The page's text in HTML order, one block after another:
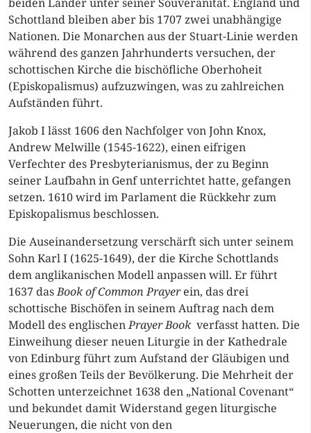
Schottland bleiben aber bis 1707 zwei unabhängige
Nationen. Die Monarchen aus der Stuart-Linie werden
während des ganzen Jahrhunderts versuchen, der
schottischen Kirche die bischöfliche Oberhoheit
(Episkopalismus) aufzuzwingen, was zu zahlreichen
Aufständen führt.
Jakob I lässt 1606 den Nachfolger von John Knox,
Andrew Melwille (1545-1622), einen eifrigen
Verfechter des Presbyterianismus, der zu Beginn
seiner Laufbahn in Genf unterrichtet hatte, gefangen
setzen. 1610 wird im Parlament die Rückkehr zum
Episkopalismus beschlossen.
Die Auseinandersetzung verschärft sich unter seinem
Sohn Karl I (1625-1649), der die Kirche Schottlands
dem anglikanischen Modell anpassen will. Er führt
1637 dasBook of Common Prayerein, das drei
schottische Bischöfen in seinem Auftrag nach dem
Modell des englischenPrayer Bookverfasst hatten. Die
Einweihung dieser neuen Liturgie in der Kathedrale
von Edinburg führt zum Aufstand der Gläubigen und
eines großen Teils der Bevölkerung. Die Mehrheit der
Schotten unterzeichnet 1638 den „National Covenant“
und bekundet damit Widerstand gegen liturgische
Neuerungen, die nicht von den